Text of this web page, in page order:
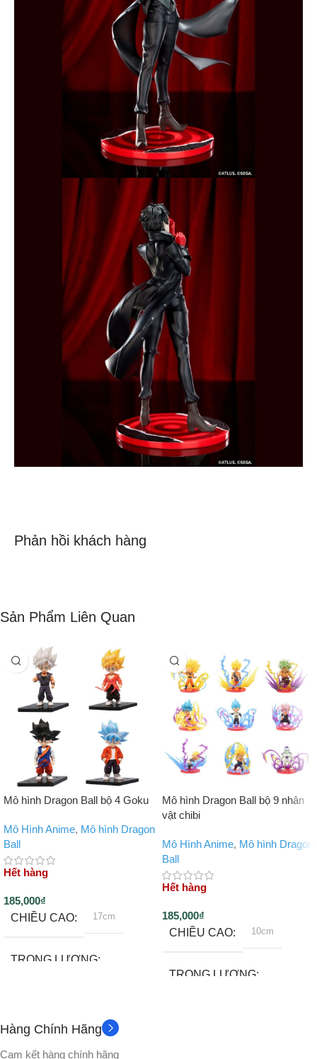
Phản hồi khách hàng
Sản Phẩm Liên Quan
Mô hình Dragon Ball bộ 4 Goku
Mô Hình Anime, Mô hình Dragon
Ball
Hết hàng
185,000₫
CHIỀU CAO
17cm
TRỌNG LƯỢNG
PHỤ KIỆN Đế
Mô hình Dragon Ball bộ 9 nhân
vật chibi
Mô Hình Anime, Mô hình Dragon
Ball
Hết hàng
185,000₫
CHIỀU CAO
10cm
TRỌNG LƯỢNG
Hàng Chính Hãng
Cam kết hàng chính hãng